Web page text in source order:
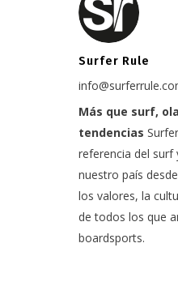
Surfer Rule
Más que surf,
tendencias
referencia del surf
nuestro país
los valores, la
de todos los que
boardsports.